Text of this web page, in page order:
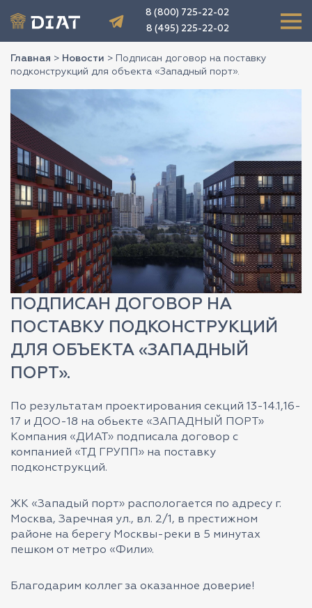
8 (800) 725-22-02
8 (495) 225-22-02
Главная > Новости >
Подписан договор на поставку
подконструкций для объекта «Западный порт».
ПОДПИСАН ДОГОВОР НА
ПОСТАВКУ ПОДКОНСТРУКЦИЙ
ДЛЯ ОБЪЕКТА «ЗАПАДНЫЙ
ПОРТ».
По результатам проектирования секций 13-14.1,16-
17 и ДОО-18 на обьекте «ЗАПАДНЫЙ ПОРТ»
Компания «ДИАТ» подписала договор с
компанией «ТД ГРУПП» на поставку
подконструкций.
ЖК «Западый порт» распологается по адресу г.
Москва, Заречная ул., вл. 2/1, в престижном
районе на берегу Москвы-реки в 5 минутах
пешком от метро «Фили».
Благодарим коллег за оказанное доверие!